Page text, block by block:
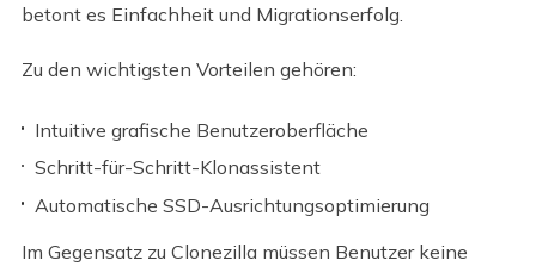
betont es Einfachheit und Migrationserfolg.
Zu den wichtigsten Vorteilen gehören:
Intuitive grafische Benutzeroberfläche
Schritt-für-Schritt-Klonassistent
Automatische SSD-Ausrichtungsoptimierung
Im Gegensatz zu Clonezilla müssen Benutzer keine